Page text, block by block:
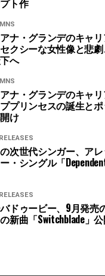
ナ・グランデのキャ
クシーな女性像と悲
へ
ナ・グランデのキャ
プリンセスの誕生と
け
次世代シンガー、ア
・シングル「
ドゥービー、9月発売
新曲「Switchblade」